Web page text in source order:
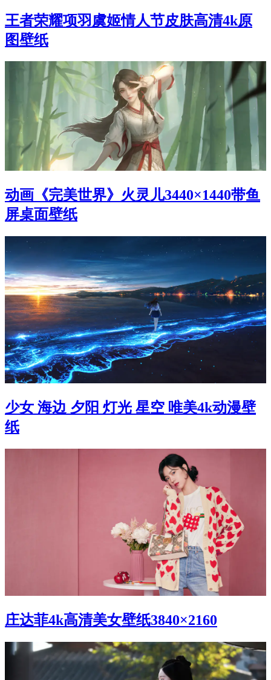
王者荣耀项羽虞姬情人节皮肤高清4k原
图壁纸
动画《完美世界》火灵儿3440×1440带鱼
屏桌面壁纸
少女 海边 夕阳 灯光 星空 唯美4k动漫壁
纸
庄达菲4k高清美女壁纸3840×2160